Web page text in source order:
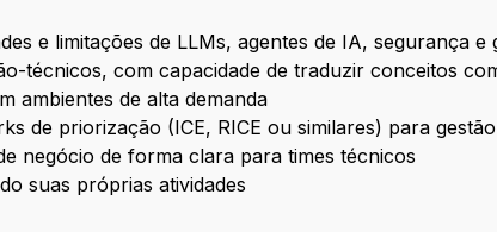
e limitações de LLMs, agentes de IA, segurança e
técnicos, com capacidade de traduzir conceitos
ambientes de alta demanda
de priorização (ICE, RICE ou similares) para
negócio de forma clara para times técnicos
suas próprias atividades